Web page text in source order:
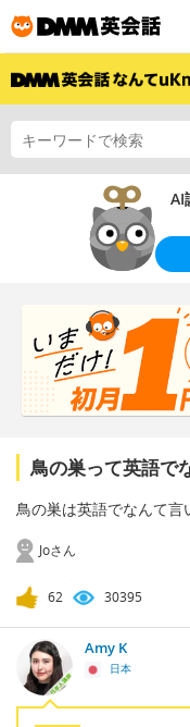
AI
鳥の巣って英語で
鳥の巣は英語でなんて
Joさん
62 30395
Amy K
日本